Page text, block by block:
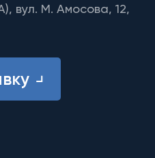
вул. М. Амосова, 12,